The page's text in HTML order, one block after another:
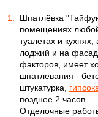
Шпатлёвка
помещениях
туалетах и
лоджий и на
факторов, имеет
шпатлевания -
штукатурка,
позднее 2 часов.
Отделочные